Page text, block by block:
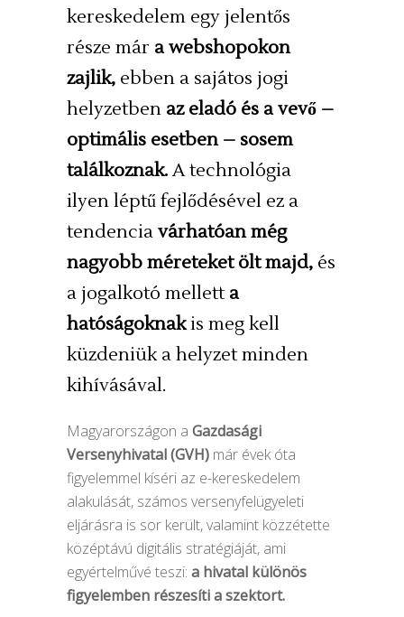
kereskedelem egy jelentős
része már a webshopokon
zajlik, ebben a sajátos jogi
helyzetben az eladó és a vevő –
optimális esetben – sosem
találkoznak.A technológia
ilyen léptű fejlődésével ez a
tendenciavárhatóan még
nagyobb méreteket ölt majd, és
a jogalkotó melletta
hatóságoknakis meg kell
küzdeniük a helyzet minden
kihívásával.
Magyarországon a Gazdasági
Versenyhivatal (GVH) már évek óta
figyelemmel kíséri az e-kereskedelem
alakulását, számos versenyfelügyeleti
eljárásra is sor került, valamint közzétette
középtávú digitális stratégiáját, ami
egyértelművé teszi: a hivatal különös
figyelemben részesíti a szektort.